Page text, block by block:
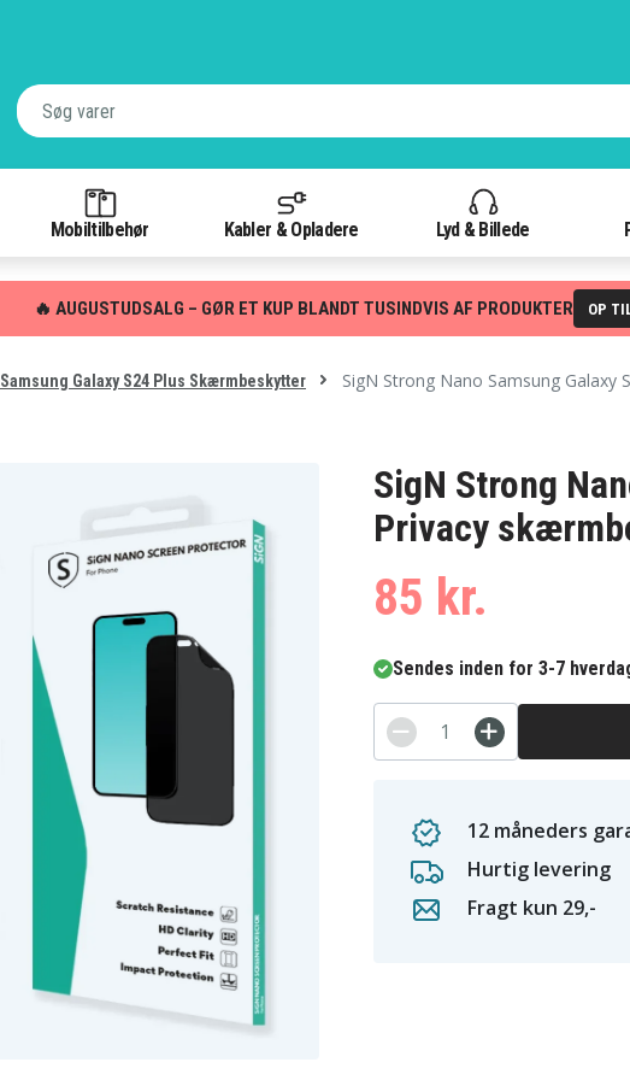
Mobiltilbehør Kabler & Opladere Lyd & Billede
🔥 AUGUSTUDSALG – GØR ET KUP BLANDT TUSINDVIS AF PRODUKTER OP
Samsung Galaxy S24 Plus Skærmbeskytter SigN Strong Nano Samsung
SigN Strong
Privacy
85 kr.
Sendes inden for 3-7
12 måneders
Hurtig levering
Fragt kun 29,-